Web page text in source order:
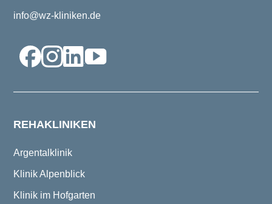
info@wz-kliniken.de
REHAKLINIKEN
Argentalklinik
Klinik Alpenblick
Klinik im Hofgarten